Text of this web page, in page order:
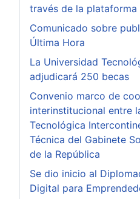
través de la plataforma
Comunicado sobre
Última Hora
La Universidad
adjudicará 250 becas
Convenio marco de
interinstitucional entre
Tecnológica
Técnica del Gabinete
de la República
Se dio inicio al
Digital para